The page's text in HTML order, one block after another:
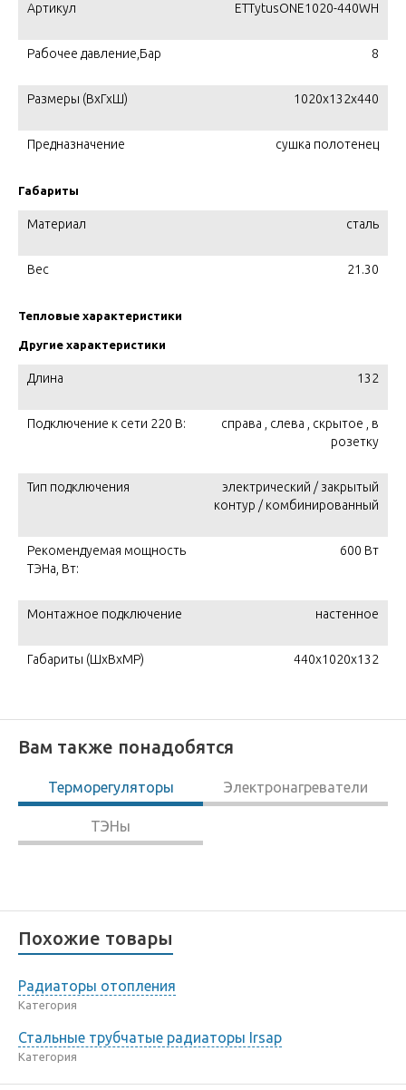
Артикул ETTytusONE1020-440WH
Рабочее давление,Бар 8
Размеры (ВхГхШ) 1020x132x440
Предназначение сушка полотенец
Габариты
Материал сталь
Вес 21.30
Тепловые характеристики
Другие характеристики
Длина 132
Подключение к сети 220 В:
справа , слева , скрытое , в
розетку
Тип подключения
электрический / закрытый
контур / комбинированный
Рекомендуемая мощность
ТЭНа, Вт:
600 Вт
Монтажное подключение настенное
Габариты (ШxВxМР) 440x1020x132
Вам также понадобятся
Терморегуляторы Электронагреватели
ТЭНы
Похожие товары
Радиаторы отопления
Категория
Стальные трубчатые радиаторы Irsap
Категория